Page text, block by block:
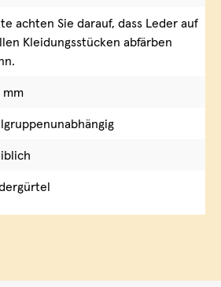
achten Sie darauf, dass Leder auf
Kleidungsstücken abfärben